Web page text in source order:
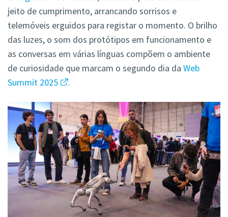
jeito de cumprimento, arrancando sorrisos e
telemóveis erguidos para registar o momento. O brilho
das luzes, o som dos protótipos em funcionamento e
as conversas em várias línguas compõem o ambiente
de curiosidade que marcam o segundo dia da Web
Summit 2025
.